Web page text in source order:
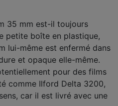
35 mm est-il toujours
petite boîte en plastique,
lui-même est enfermé dans
et opaque elle-même.
pour des films
comme Ilford Delta 3200,
car il est livré avec une